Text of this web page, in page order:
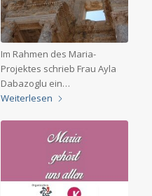
Im Rahmen des Maria-
Projektes schrieb Frau Ayla
Dabazoglu ein…
Weiterlesen